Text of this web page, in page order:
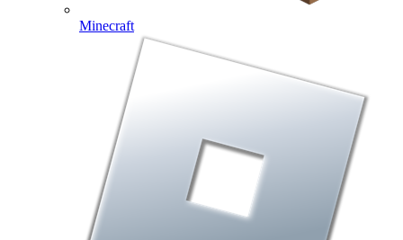
Minecraft